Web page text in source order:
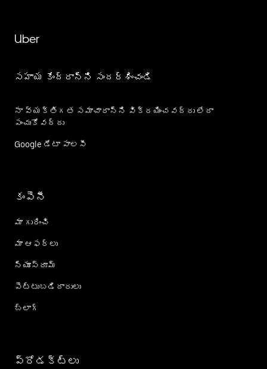
Uber
సహాయ కేంద్రాన్ని సందర్శించండి
నా వ్యక్తిగత సమాచారాన్ని విక్రయించవద్దు లేదా
పంచుకోవద్దు
Google డేటా పాలసీ
కంపెనీ
మా గురించి
మా ఆఫర్లు
న్యూస్‌రూమ్
పెట్టుబడిదారులు
బ్లాగ్
ప్రోడక్ట్؜లు